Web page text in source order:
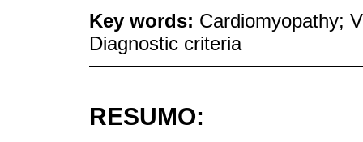
Key words: Cardiomyopathy;
Diagnostic criteria
RESUMO: